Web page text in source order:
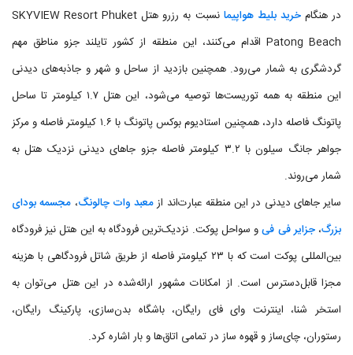
در هنگامخرید بلیط هواپیما
نسبت به رزرو هتل SKYVIEW Resort Phuket
Patong Beach اقدام می‌کنند، این منطقه از کشور تایلند جزو مناطق مهم
گردشگری به شمار می‌رود. همچنین بازدید از ساحل و شهر و جاذبه‌های دیدنی
این منطقه به همه توریست‌ها توصیه می‌شود، این هتل ۱.۷ کیلومتر تا ساحل
پاتونگ فاصله دارد، همچنین استادیوم بوکس پاتونگ با ۱.۶ کیلومتر فاصله و مرکز
جواهر جانگ سیلون با ۳.۲ کیلومتر فاصله جزو جاهای دیدنی نزدیک هتل به
شمار می‌روند.
سایر جاهای دیدنی در این منطقه عبارت‌اند ازمعبد وات چالونگ، مجسمه بودای
بزرگ،جزایر فی فیو سواحل پوکت. نزدیک‌ترین فرودگاه به این هتل نیز فرودگاه
بین‌المللی پوکت است که با ۲۳ کیلومتر فاصله از طریق شاتل فرودگاهی با هزینه
مجزا قابل‌دسترس است. از امکانات مشهور ارائه‌شده در این هتل می‌توان به
استخر شنا، اینترنت وای فای رایگان، باشگاه‌ بدن‌سازی، پارکینگ رایگان،
رستوران، چای‌ساز و قهوه ساز در تمامی اتاق‌ها و بار اشاره کرد.